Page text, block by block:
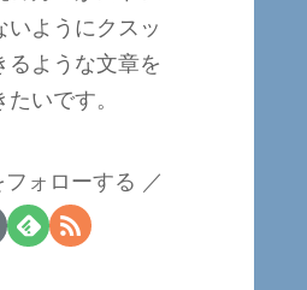
いようにクスッ
るような文章を
いです。
フォローする